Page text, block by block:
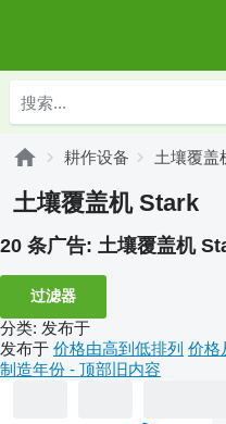
耕作设备 土壤覆盖
土壤覆盖机 Stark
20 条广告: 土壤覆盖机
过滤器
分类: 发布于
发布于 价格由高到低排列 价格
制造年份 - 顶部旧内容